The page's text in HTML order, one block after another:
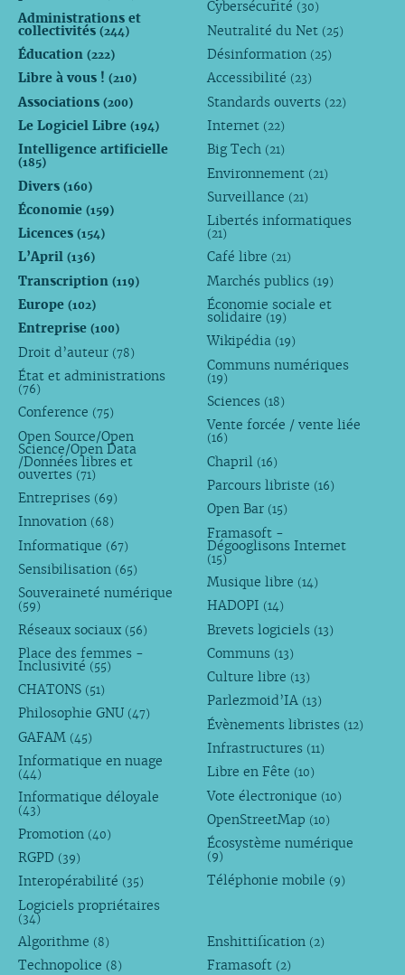
Administrations et
collectivités (244)
Éducation (222)
Libre à vous ! (210)
Associations (200)
Le Logiciel Libre (194)
Intelligence artificielle
(185)
Divers (160)
Économie (159)
Licences (154)
L’April (136)
Transcription (119)
Europe (102)
Entreprise (100)
Droit d’auteur (78)
État et administrations
(76)
Conference (75)
Open Source/Open
Science/Open Data
/Données libres et
ouvertes (71)
Entreprises (69)
Innovation (68)
Informatique (67)
Sensibilisation (65)
Souveraineté numérique
(59)
Réseaux sociaux (56)
Place des femmes -
Inclusivité (55)
CHATONS (51)
Philosophie GNU (47)
GAFAM (45)
Informatique en nuage
(44)
Informatique déloyale
(43)
Promotion (40)
RGPD (39)
Interopérabilité (35)
Logiciels propriétaires
(34)
Cybersécurité (30)
Neutralité du Net (25)
Désinformation (25)
Accessibilité (23)
Standards ouverts (22)
Internet (22)
Big Tech (21)
Environnement (21)
Surveillance (21)
Libertés informatiques
(21)
Café libre (21)
Marchés publics (19)
Économie sociale et
solidaire (19)
Wikipédia (19)
Communs numériques
(19)
Sciences (18)
Vente forcée / vente liée
(16)
Chapril (16)
Parcours libriste (16)
Open Bar (15)
Framasoft -
Dégooglisons Internet
(15)
Musique libre (14)
HADOPI (14)
Brevets logiciels (13)
Communs (13)
Culture libre (13)
Parlezmoid’IA (13)
Évènements libristes (12)
Infrastructures (11)
Libre en Fête (10)
Vote électronique (10)
OpenStreetMap (10)
Écosystème numérique
(9)
Téléphonie mobile (9)
Algorithme (8)
Technopolice (8)
Enshittification (2)
Framasoft (2)